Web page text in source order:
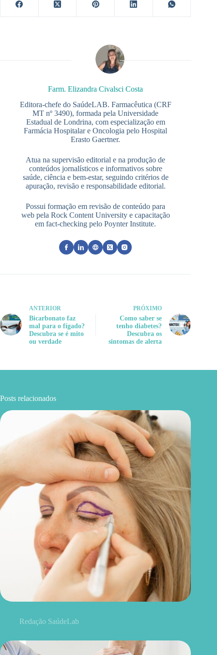
Farm. Elizandra Civalsci Costa
Editora-chefe do SaúdeLAB. Farmacêutica (CRF
MT nº 3490), formada pela Universidade
Estadual de Londrina, com especialização em
Farmácia Hospitalar e Oncologia pelo Hospital
Erasto Gaertner.
Atua na supervisão editorial e na produção de
conteúdos jornalísticos e informativos sobre
saúde, ciência e bem-estar, seguindo critérios de
apuração, revisão e responsabilidade editorial.
Possui formação em revisão de conteúdo para
web pela Rock Content University e capacitação
em fact-checking pelo Poynter Institute.
ANTERIOR
Bicarbonato faz
mal para o fígado?
Descubra se é mito
ou verdade
PRÓXIMO
Como saber se
tenho diabetes?
Descubra os
sintomas de alerta
Posts relacionados
Redação SaúdeLab